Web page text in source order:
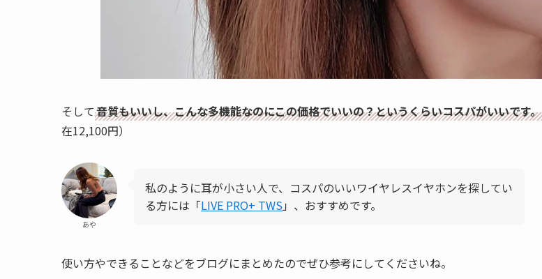
そして音質もいいし、こんな多機能なのにこの価格でいいの？というくらいコスパがいいです。
在12,100円）
あや
私のように耳が小さい人で、コスパのいいワイヤレスイヤホンを探してい
る方には「LIVE PRO+ TWS」、おすすめです。
使い方やできることなどをブログにまとめたのでぜひ参考にしてくださいね。